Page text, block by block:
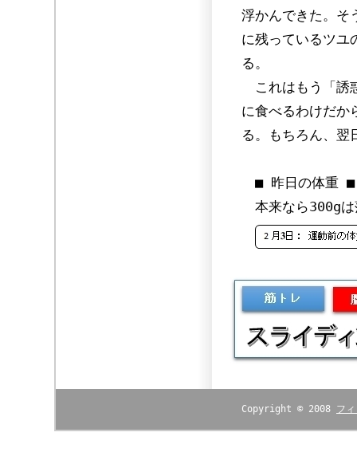
浮かんできた。そ
に残っているツユ
る。
これはもう「誘
に食べるわけだか
る。もちろん、翌
■ 昨日の体重 ■
本来なら300gは
Copyright © 2008 フ